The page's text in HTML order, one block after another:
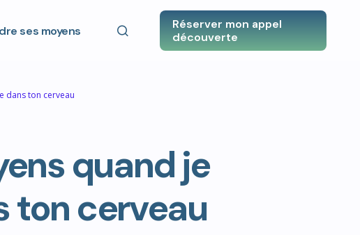
ses moyens
Réserver mon appel
découverte
ton cerveau
quand je
ton cerveau